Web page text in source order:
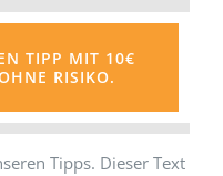
TIPP MIT 10€
RISIKO.
Tipps. Dieser Text